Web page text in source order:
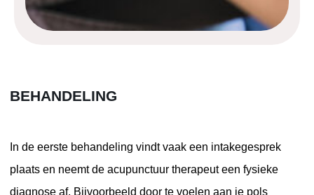
BEHANDELING
In de eerste behandeling vindt vaak een intakegesprek
plaats en neemt de acupunctuur therapeut een fysieke
diagnose af. Bijvoorbeeld door te voelen aan je pols